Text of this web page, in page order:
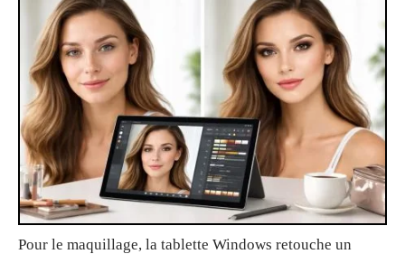
Pour le maquillage, la tablette Windows retouche un